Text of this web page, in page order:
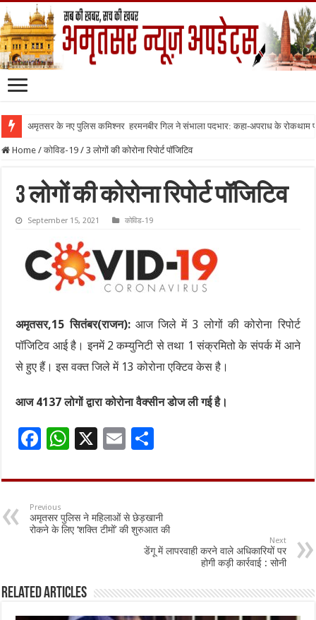
अमृतसर के नए पुलिस कमिश्नर हरमनबीर गिल ने संभाला पदभार: कहा-अपराध के रोकथाम
Home / कोविड-19 / 3 लोगों की कोरोना रिपोर्ट पॉजिटिव
3 लोगों की कोरोना रिपोर्ट पॉजिटिव
September 15, 2021 कोविड-19
अमृतसर,15 सितंबर(राजन):आज जिले में 3 लोगों की कोरोना रिपोर्ट
पॉजिटिव आई है। इनमें 2 कम्युनिटी से तथा 1 संक्रमितो के संपर्क में आने
से हुए हैं। इस वक्त जिले में 13 कोरोना एक्टिव केस है।
आज 4137 लोगों द्वारा कोरोना वैक्सीन डोज ली गई है।
F
e
b
o
W
at
sA
p
X
E
ai
l
ar
e
Previous
अमृतसर पुलिस ने महिलाओं से छेड़खानी
रोकने के लिए ‘शक्ति टीमों’ की शुरुआत की
Next
डेंगू में लापरवाही करने वाले अधिकारियों पर
होगी कड़ी कार्रवाई : सोनी
Related Articles